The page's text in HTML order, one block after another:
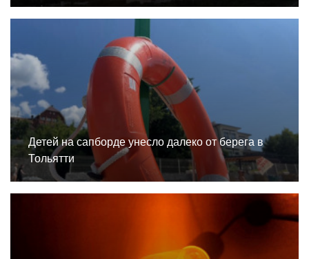
Детей на сапборде унесло далеко от берега в
Тольятти